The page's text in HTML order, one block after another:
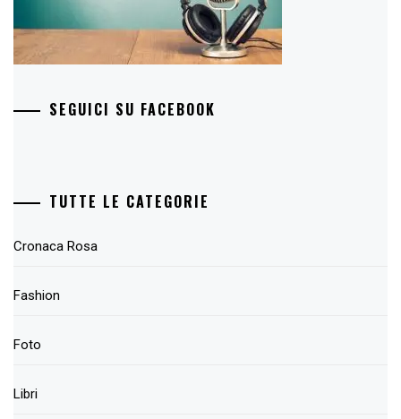
SEGUICI SU FACEBOOK
TUTTE LE CATEGORIE
Cronaca Rosa
Fashion
Foto
Libri